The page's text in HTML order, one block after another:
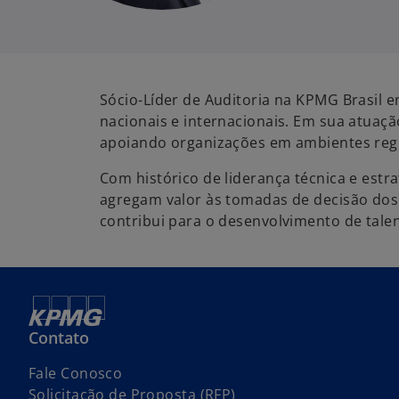
m
u
m
n
o
v
g
Sócio-Líder de Auditoria na KPMG Brasil
nacionais e internacionais. Em sua
apoiando organizações em ambientes
Com histórico de liderança técnica e
agregam valor às tomadas de decisão
contribui para o desenvolvimento de
Contato
Fale Conosco
Solicitação de Proposta (RFP)